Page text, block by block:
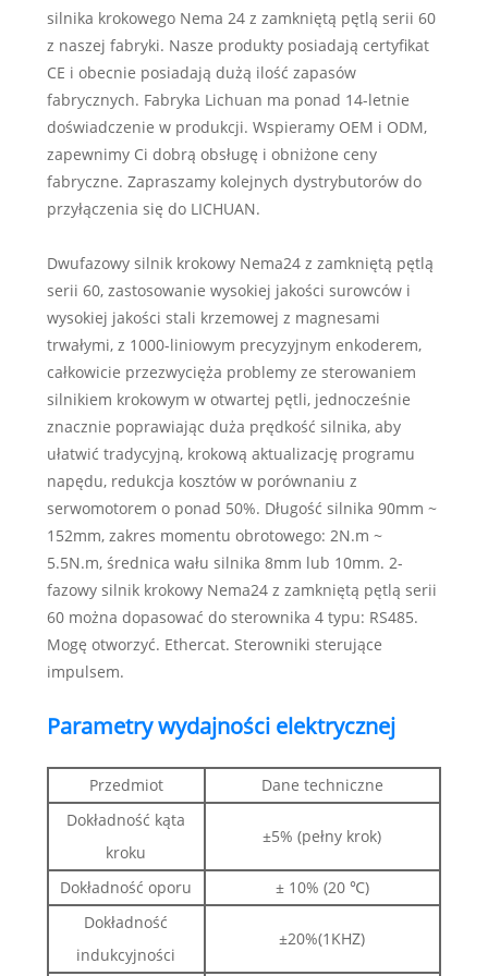
silnika krokowego Nema 24 z zamkniętą pętlą serii 60
z naszej fabryki. Nasze produkty posiadają certyfikat
CE i obecnie posiadają dużą ilość zapasów
fabrycznych. Fabryka Lichuan ma ponad 14-letnie
doświadczenie w produkcji. Wspieramy OEM i ODM,
zapewnimy Ci dobrą obsługę i obniżone ceny
fabryczne. Zapraszamy kolejnych dystrybutorów do
przyłączenia się do LICHUAN.
Dwufazowy silnik krokowy Nema24 z zamkniętą pętlą
serii 60, zastosowanie wysokiej jakości surowców i
wysokiej jakości stali krzemowej z magnesami
trwałymi, z 1000-liniowym precyzyjnym enkoderem,
całkowicie przezwycięża problemy ze sterowaniem
silnikiem krokowym w otwartej pętli, jednocześnie
znacznie poprawiając duża prędkość silnika, aby
ułatwić tradycyjną, krokową aktualizację programu
napędu, redukcja kosztów w porównaniu z
serwomotorem o ponad 50%. Długość silnika 90mm ~
152mm, zakres momentu obrotowego: 2N.m ~
5.5N.m, średnica wału silnika 8mm lub 10mm. 2-
fazowy silnik krokowy Nema24 z zamkniętą pętlą serii
60 można dopasować do sterownika 4 typu: RS485.
Mogę otworzyć. Ethercat. Sterowniki sterujące
impulsem.
Parametry wydajności elektrycznej
Przedmiot
Dane techniczne
Dokładność kąta
kroku
±5% (pełny krok)
Dokładność oporu
± 10% (20 ℃)
Dokładność
indukcyjności
±20%(1KHZ)